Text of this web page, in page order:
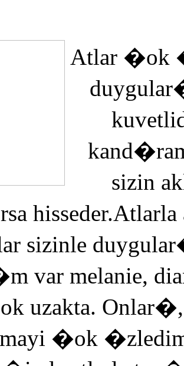
Atlar �ok
sizin
sizinle
var melanie,
uzakta.
�ok